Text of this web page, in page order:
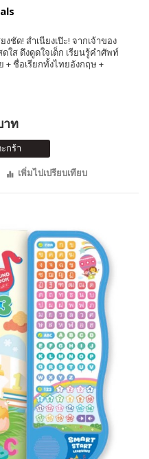
ชัด! สำเนียงเป๊ะ! จากเจ้าของ
ส ดึงดูดใจเด็ก เรียนรู้คำศัพท์
+ ชื่อเรียกทั้งไทยอังกฤษ +
าท
กร้า
เพิ่มไปเปรียบเทียบ